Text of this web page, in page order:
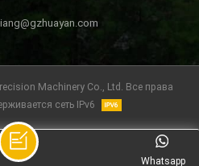
Machinery Co., Ltd. Все права
сеть IPv6
Whatsapp